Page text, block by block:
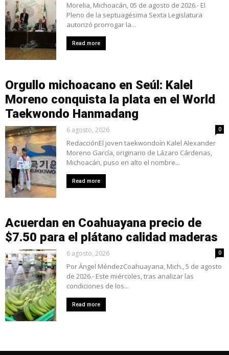
Morelia, Michoacán, 05 de agosto de 2026.- El
Pleno de la septuagésima Sexta Legislatura
autorizó prorrogar la...
Read more
Orgullo michoacano en Seúl: Kalel
Moreno conquista la plata en el World
Taekwondo Hanmadang
6 agosto, 2026 0
RedacciónEl joven taekwondoín Kalel Alexander
Moreno García, originario de Lázaro Cárdenas,
Michoacán, puso en alto el nombre...
Read more
Acuerdan en Coahuayana precio de
$7.50 para el plátano calidad maderas
6 agosto, 2026 0
Por Ángel MéndezCoahuayana, Mich., 5 de agosto
de 2026.- Este miércoles, tras analizar las
condiciones de los...
Read more